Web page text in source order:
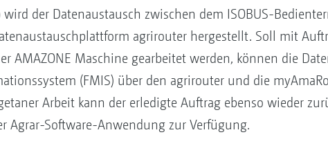
der Datenaustausch zwischen dem ISOBUS-
agrirouter hergestellt. Soll mit
AMAZONE Maschine gearbeitet werden, können die
(FMIS) über den agrirouter und die
Arbeit kann der erledigte Auftrag ebenso wieder
Agrar-Software-Anwendung zur Verfügung.